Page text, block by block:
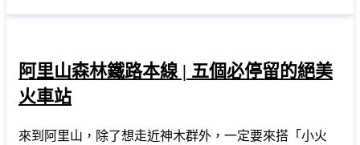
阿里山森林鐵路本線 | 五個必停留的絕美
火車站
來到阿里山，除了想走近神木群外，一定要來搭「小火